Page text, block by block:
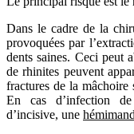
Dans le cadre de la
provoquées par
dents saines. Ceci peut
de rhinites peuvent
fractures de la mâchoire
En cas d’infection
d’incisive, une